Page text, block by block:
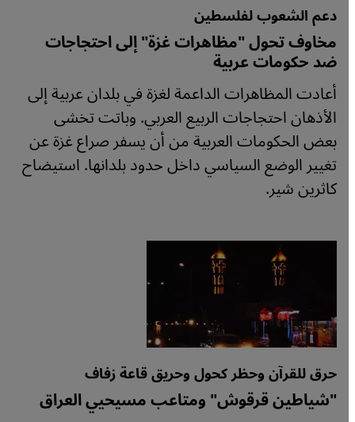
دعم الشعوب لفلسطين
مخاوف تحول "مظاهرات غزة" إلى احتجاجات
ضد حكومات عربية
أعادت المظاهرات الداعمة لغزة في بلدان عربية إلى
الأذهان احتجاجات الربيع العربي. وباتت تخشى
بعض الحكومات العربية من أن يسفر صراع غزة عن
تغيير الوضع السياسي داخل حدود بلدانها. استيضاح
كاثرين شير.
حرق للقرآن وحظر كحول وحريق قاعة زفاف
"شياطين قرقوش" ومتاعب مسيحيي العراق